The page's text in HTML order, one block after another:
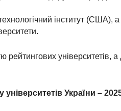
інститут (США), а
університетів, а
України –